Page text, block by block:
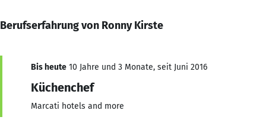
Berufserfahrung von Ronny Kirste
Bis heute 10 Jahre und 3 Monate, seit Juni 2016
Küchenchef
Marcati hotels and more